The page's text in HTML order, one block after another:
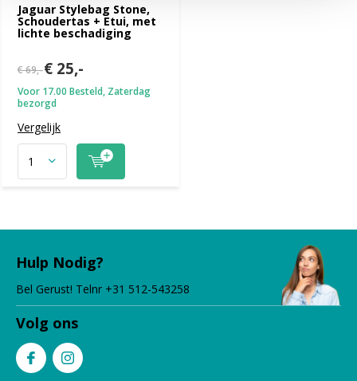
Jaguar Stylebag Stone,
Schoudertas + Etui, met
lichte beschadiging
€ 69,-€ 25,-
Voor 17.00 Besteld, Zaterdag
bezorgd
Vergelijk
Hulp Nodig?
Bel Gerust! Telnr +31 512-543258
Volg ons